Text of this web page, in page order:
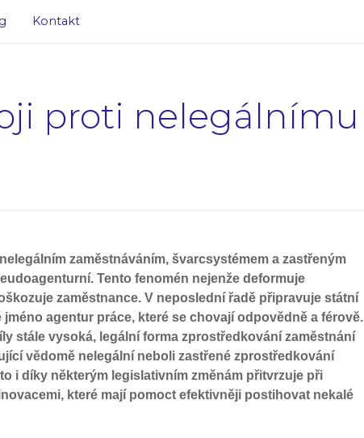
Kontakt
proti nelegálnímu
zaměstnáváním, švarcsystémem a zastřeným
Tento fenomén nejenže deformuje
zaměstnance. V neposlední řadě připravuje státní
agentur práce, které se chovají odpovědně a férově.
stále vysoká, legální forma zprostředkování zaměstnání
vědomě nelegální neboli zastřené zprostředkování
i díky některým legislativním změnám přitvrzuje při
které mají pomoct efektivněji postihovat nekalé